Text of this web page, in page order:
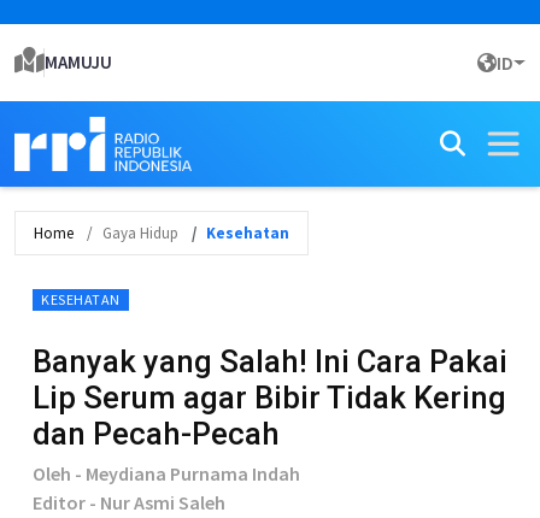
MAMUJU ID
Home Gaya Hidup Kesehatan
KESEHATAN
Banyak yang Salah! Ini Cara Pakai
Lip Serum agar Bibir Tidak Kering
dan Pecah-Pecah
Oleh - Meydiana Purnama Indah
Editor - Nur Asmi Saleh